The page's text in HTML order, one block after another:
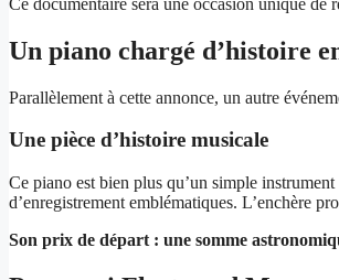
Un piano chargé d’histoire
Parallèlement à cette annonce, un autre
Une pièce d’histoire musicale
Ce piano est bien plus qu’un simple
d’enregistrement emblématiques. L’enchère
Son prix de départ : une somme